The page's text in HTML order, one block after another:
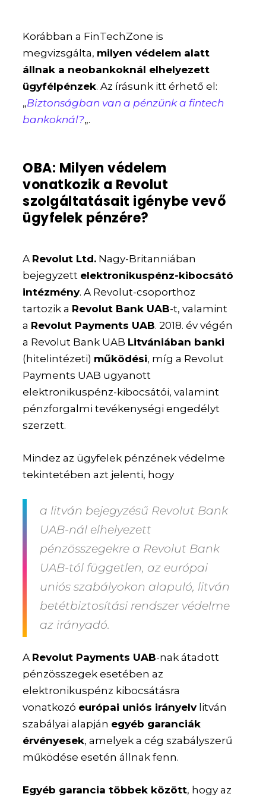
Korábban a FinTechZone is
megvizsgálta, milyen védelem alatt
állnak a neobankoknál elhelyezett
ügyfélpénzek. Az írásunk itt érhető el:
„Biztonságban van a pénzünk a fintech
bankoknál?„.
OBA: Milyen védelem
vonatkozik a Revolut
szolgáltatásait igénybe vevő
ügyfelek pénzére?
A Revolut Ltd. Nagy-Britanniában
bejegyzett elektronikuspénz-kibocsátó
intézmény. A Revolut-csoporthoz
tartozik a Revolut Bank UAB-t, valamint
a Revolut Payments UAB. 2018. év végén
a Revolut Bank UAB Litvániában banki
(hitelintézeti) működési, míg a Revolut
Payments UAB ugyanott
elektronikuspénz-kibocsátói, valamint
pénzforgalmi tevékenységi engedélyt
szerzett.
Mindez az ügyfelek pénzének védelme
tekintetében azt jelenti, hogy
a litván bejegyzésű Revolut Bank
UAB-nál elhelyezett
pénzösszegekre a Revolut Bank
UAB-tól független, az európai
uniós szabályokon alapuló, litván
betétbiztosítási rendszer védelme
az irányadó.
A Revolut Payments UAB-nak átadott
pénzösszegek esetében az
elektronikuspénz kibocsátásra
vonatkozó európai uniós irányelvlitván
szabályai alapján egyéb garanciák
érvényesek, amelyek a cég szabályszerű
működése esetén állnak fenn.
Egyéb garancia többek között, hogy az